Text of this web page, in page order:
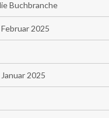
Buchbranche
2025
2025